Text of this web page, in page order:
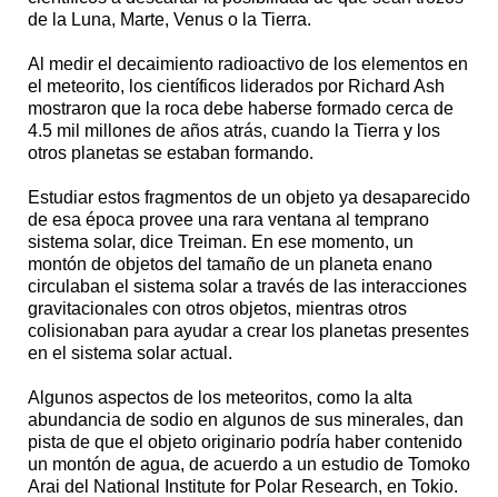
de la Luna, Marte, Venus o la Tierra.
Al medir el decaimiento radioactivo de los elementos en
el meteorito, los científicos liderados por Richard Ash
mostraron que la roca debe haberse formado cerca de
4.5 mil millones de años atrás, cuando la Tierra y los
otros planetas se estaban formando.
Estudiar estos fragmentos de un objeto ya desaparecido
de esa época provee una rara ventana al temprano
sistema solar, dice Treiman. En ese momento, un
montón de objetos del tamaño de un planeta enano
circulaban el sistema solar a través de las interacciones
gravitacionales con otros objetos, mientras otros
colisionaban para ayudar a crear los planetas presentes
en el sistema solar actual.
Algunos aspectos de los meteoritos, como la alta
abundancia de sodio en algunos de sus minerales, dan
pista de que el objeto originario podría haber contenido
un montón de agua, de acuerdo a un estudio de Tomoko
Arai del National Institute for Polar Research, en Tokio.